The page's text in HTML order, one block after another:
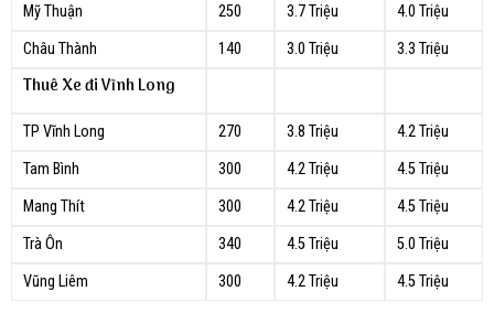
Mỹ Thuận
250 3.7 Triệu
4.0 Triệu
Châu Thành
140 3.0 Triệu 3.3 Triệu
Thuê Xe đi Vĩnh Long
TP Vĩnh Long 270 3.8 Triệu
4.2 Triệu
Tam Bình
300 4.2 Triệu
4.5 Triệu
Mang Thít
300 4.2 Triệu
4.5 Triệu
Trà Ôn
340 4.5 Triệu
5.0 Triệu
Vũng Liêm
300 4.2 Triệu 4.5 Triệu